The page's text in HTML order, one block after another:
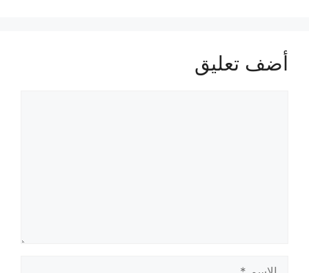
أضف تعليق